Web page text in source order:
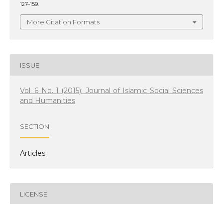
127–159.
More Citation Formats
ISSUE
Vol. 6 No. 1 (2015): Journal of Islamic Social Sciences
and Humanities
SECTION
Articles
LICENSE